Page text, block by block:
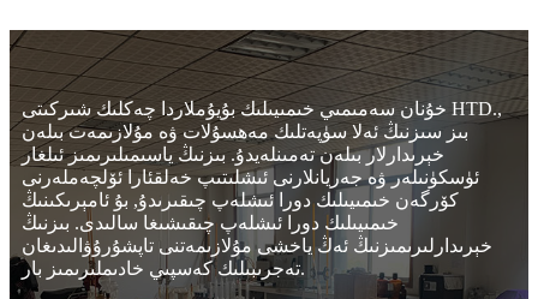
خۇنان سەمىمىي خىمىيىلىك بۇيۇملاردا چەكلىك شىركىتى HTD.,
بىز سىزنىڭ ئەلا سۈپەتلىك مەھسۇلات ۋە مۇلازىمەت بىلەن
خېرىدارلار بىلەن تەمىنلەيدۇ. بىزنىڭ ياسىمىلىرىمىز ئىلغار
ئۈسكۈنىلەر ۋە جەريانلارنى ئىشلىتىپ خەلقئارا ئۆلچەملەرنى
كۆرگەن خىمىيىلىك دورا ئىشلەپ چىقىرىدۇ, بۇ ئامېرىكىنىڭ
خىمىيىلىك دورا ئىشلەپ چىقىشىغا سالىدى. بىزنىڭ
خېرىدارلىرىمىزنىڭ ئەڭ ياخشى مۇلازىمەتنى تاپشۇرۇۋالىدىغان
تەجرىبىلىك كەسپىي خادىملىرىمىز بار.